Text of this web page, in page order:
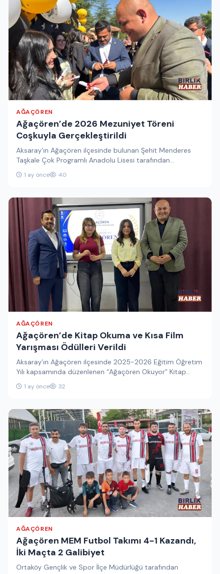
AĞAÇÖREN
Ağaçören’de 2026 Mezuniyet Töreni
Coşkuyla Gerçekleştirildi
Aksaray’ın Ağaçören ilçesinde bulunan Şehit Menderes
Taşkale Çok Programlı Anadolu Lisesi tarafından
düzenlenen 2026 Mezuniyet Töreni, yoğun katılımla…
1 ay önce 40
AĞAÇÖREN
Ağaçören’de Kitap Okuma ve Kısa Film
Yarışması Ödülleri Verildi
Aksaray’ın Ağaçören ilçesinde 2025-2026 Eğitim Öğretim
Yılı kapsamında düzenlenen “Ağaçören Okuyor” Kitap
Okuma Yarışması ile “Ailemle Güçlüyüm” Kısa…
1 ay önce 32
AĞAÇÖREN
Ağaçören MEM Futbol Takımı 4-1 Kazandı,
İki Maçta 2 Galibiyet
Ortaköy Gençlik ve Spor İlçe Müdürlüğü tarafından